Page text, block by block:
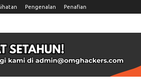
Pengenalan Penafian